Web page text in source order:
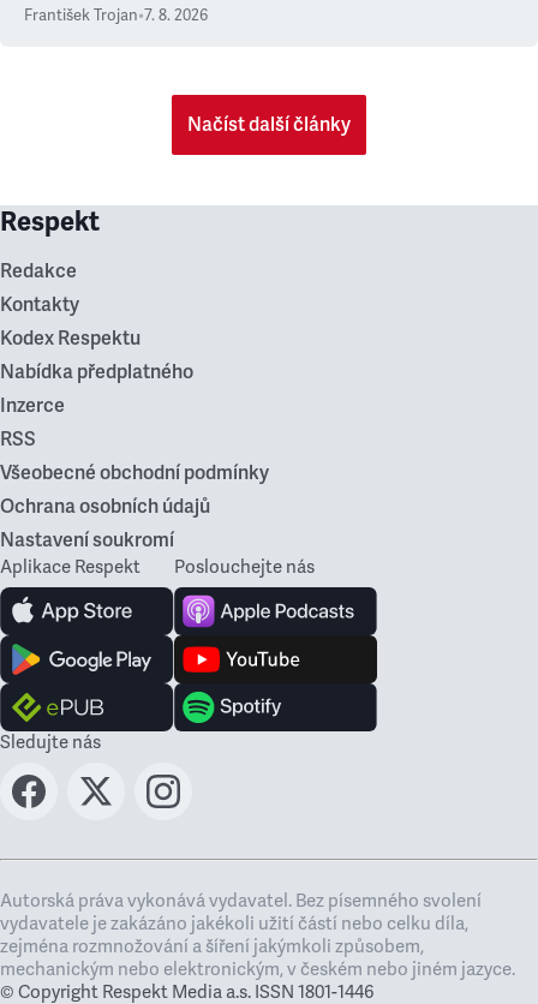
František Trojan•7. 8. 2026
Načíst další články
Respekt
Redakce
Kontakty
Kodex Respektu
Nabídka předplatného
Inzerce
RSS
Všeobecné obchodní podmínky
Ochrana osobních údajů
Nastavení soukromí
Aplikace Respekt Poslouchejte nás
Sledujte nás
Autorská práva vykonává vydavatel. Bez písemného svolení
vydavatele je zakázáno jakékoli užití částí nebo celku díla,
zejména rozmnožování a šíření jakýmkoli způsobem,
mechanickým nebo elektronickým, v českém nebo jiném jazyce.
© Copyright Respekt Media a.s. ISSN 1801-1446